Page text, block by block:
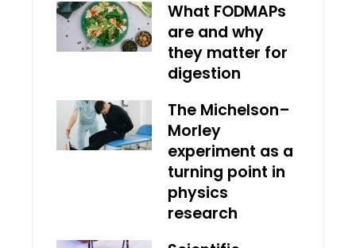
What FODMAPs
are and why
they matter for
digestion
The Michelson–
Morley
experiment as a
turning point in
physics
research